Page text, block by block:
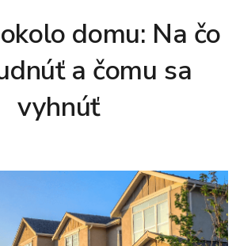
domu: Na čo
a čomu sa
vyhnúť